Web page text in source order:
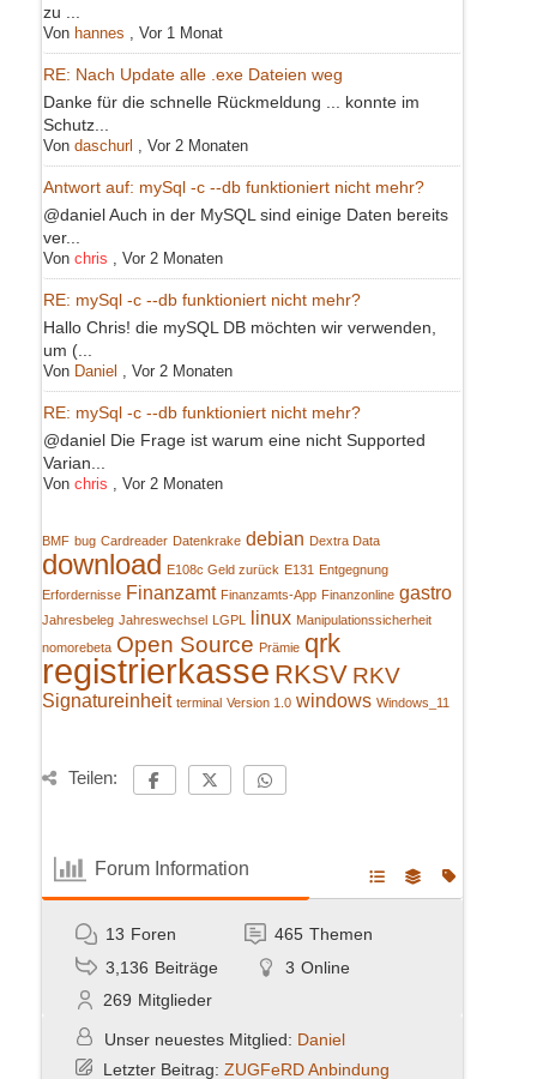
zu ...
Von hannes Vor 1 Monat
RE: Nach Update alle .exe Dateien weg
Danke für die schnelle Rückmeldung ... konnte im
Schutz...
Von daschurl Vor 2 Monaten
Antwort auf: mySql -c --db funktioniert nicht mehr?
@daniel Auch in der MySQL sind einige Daten bereits
ver...
Von chris Vor 2 Monaten
RE: mySql -c --db funktioniert nicht mehr?
Hallo Chris! die mySQL DB möchten wir verwenden,
um (...
Von Daniel Vor 2 Monaten
RE: mySql -c --db funktioniert nicht mehr?
@daniel Die Frage ist warum eine nicht Supported
Varian...
Von chris Vor 2 Monaten
BMF bug Cardreader Datenkrake debian Dextra Data
download E108c Geld zurück E131 Entgegnung
Erfordernisse Finanzamt Finanzamts-App Finanzonline gastro
Jahresbeleg Jahreswechsel LGPL linux Manipulationssicherheit
nomorebeta Open Source Prämie qrk
registrierkasse RKSV RKV
Signatureinheit terminal Version 1.0 windows Windows_11
Teilen:
Forum Information
13 Foren 465 Themen
3,136 Beiträge 3 Online
269 Mitglieder
Unser neuestes Mitglied: Daniel
Letzter Beitrag: ZUGFeRD Anbindung